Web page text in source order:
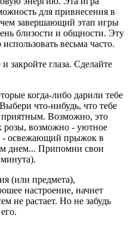
для привнесения в
завершающий этап игры
близости и общности. Эту
весьма часто.
закройте глаза. Сделайте
когда-либо дарили тебе
что-нибудь, что тебе
приятным. Возможно, это
розы, возможно - уютное
- освежающий прыжок в
днем... Припомни свои
(или предмета),
настроение, начнет
не растает. Но не забудь